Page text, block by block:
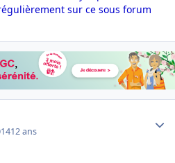
sur ce sous forum
12 ans